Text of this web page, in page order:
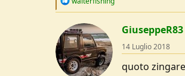
c
t
i
o
n
GiuseppeR83
14 Luglio 2018
quoto